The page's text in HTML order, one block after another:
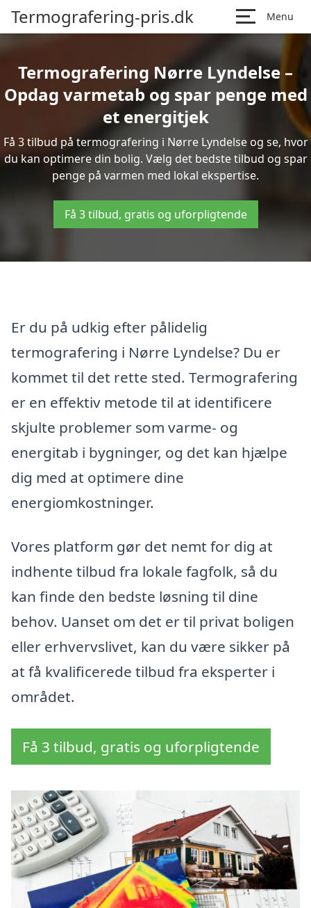
Termografering-pris.dk Menu
Termografering Nørre Lyndelse –
Opdag varmetab og spar penge med
et energitjek
Få 3 tilbud på termografering i Nørre Lyndelse og se, hvor
du kan optimere din bolig. Vælg det bedste tilbud og spar
penge på varmen med lokal ekspertise.
Få 3 tilbud, gratis og uforpligtende
Er du på udkig efter pålidelig
termografering i Nørre Lyndelse? Du er
kommet til det rette sted. Termografering
er en effektiv metode til at identificere
skjulte problemer som varme- og
energitab i bygninger, og det kan hjælpe
dig med at optimere dine
energiomkostninger.
Vores platform gør det nemt for dig at
indhente tilbud fra lokale fagfolk, så du
kan finde den bedste løsning til dine
behov. Uanset om det er til privat boligen
eller erhvervslivet, kan du være sikker på
at få kvalificerede tilbud fra eksperter i
området.
Få 3 tilbud, gratis og uforpligtende